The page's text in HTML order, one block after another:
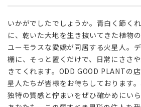
いかがでしたでしょうか。青白く節く
に、乾いた大地を生き抜いてきた植物
ユーモラスな愛嬌が同居する火星人。
棚に、そっと置くだけで、日常にささ
きてくれます。ODD GOOD PLANTの
星人たちが皆様をお待ちしております
独特の質感と佇まいをぜひ確かめにい